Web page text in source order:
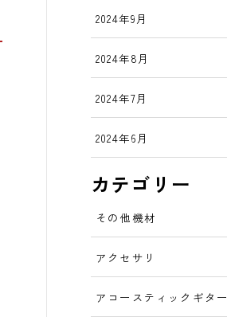
2024年9月
2024年8月
2024年7月
2024年6月
カテゴリー
その他機材
アクセサリ
アコースティックギター